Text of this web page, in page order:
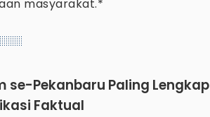
masyarakat.*
se-Pekanbaru Paling Lengkap
Faktual